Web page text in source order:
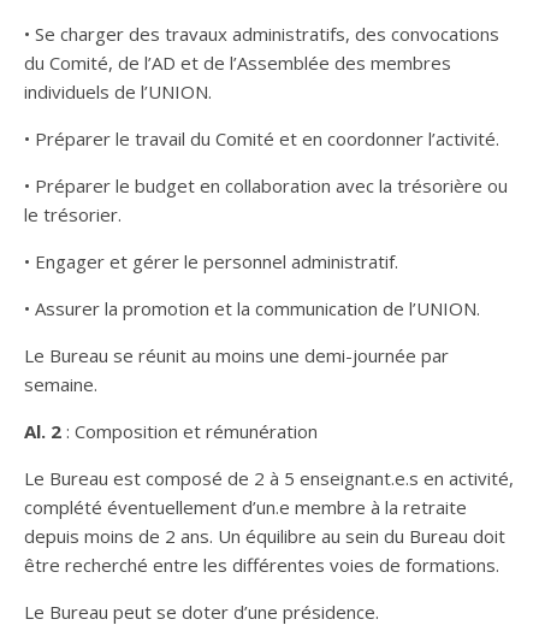
• Se charger des travaux administratifs, des convocations
du Comité, de l’AD et de l’Assemblée des membres
individuels de l’UNION.
• Préparer le travail du Comité et en coordonner l’activité.
• Préparer le budget en collaboration avec la trésorière ou
le trésorier.
• Engager et gérer le personnel administratif.
• Assurer la promotion et la communication de l’UNION.
Le Bureau se réunit au moins une demi-journée par
semaine.
Al. 2 : Composition et rémunération
Le Bureau est composé de 2 à 5 enseignant.e.s en activité,
complété éventuellement d’un.e membre à la retraite
depuis moins de 2 ans. Un équilibre au sein du Bureau doit
être recherché entre les différentes voies de formations.
Le Bureau peut se doter d’une présidence.